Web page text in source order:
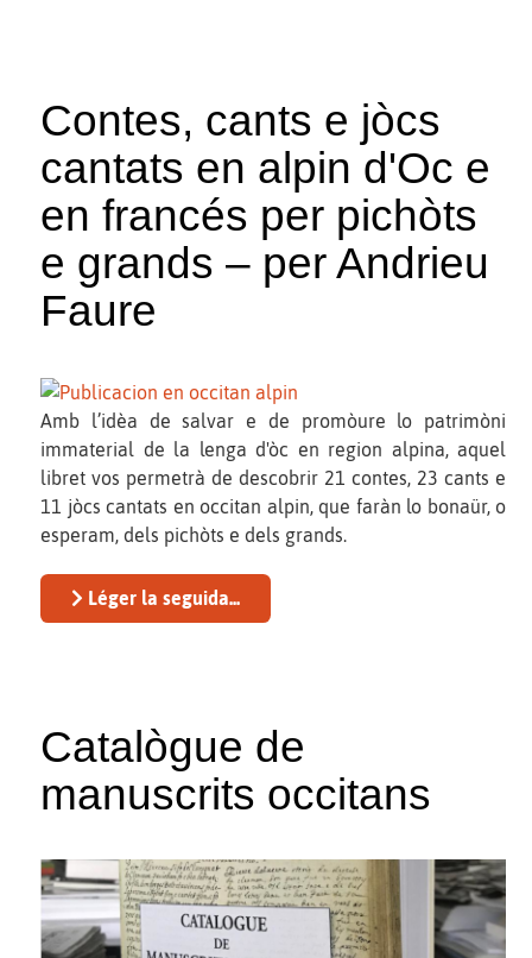
Contes, cants e jòcs
cantats en alpin d'Oc e
en francés per pichòts
e grands – per Andrieu
Faure
Amb l’idèa de salvar e de promòure lo patrimòni
immaterial de la lenga d'òc en region alpina, aquel
libret vos permetrà de descobrir 21 contes, 23 cants e
11 jòcs cantats en occitan alpin, que faràn lo bonaür, o
esperam, dels pichòts e dels grands.
Léger la seguida...
Catalògue de
manuscrits occitans